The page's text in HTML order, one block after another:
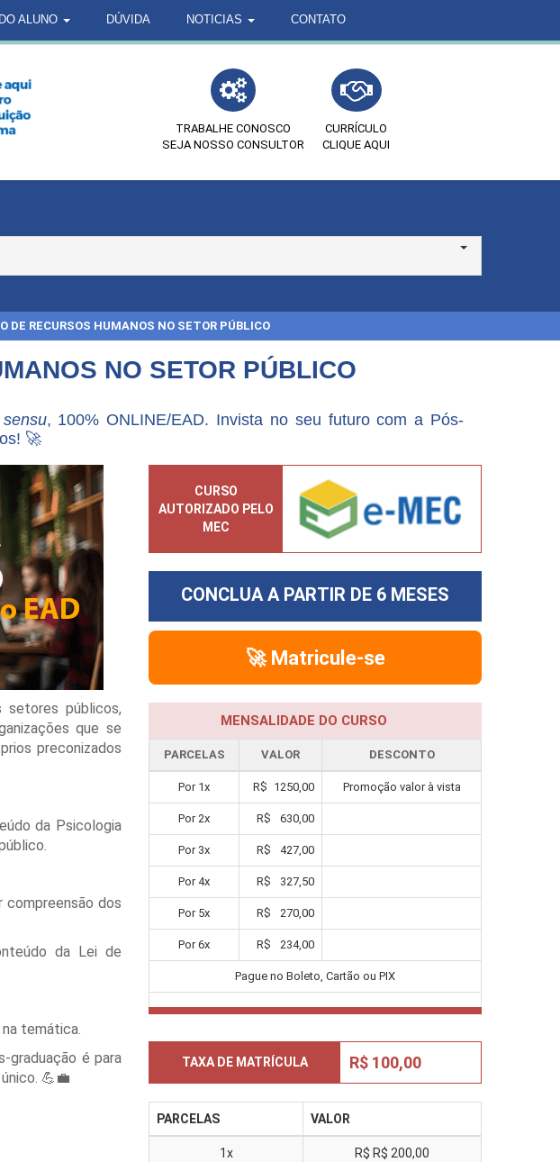
ALUNO DÚVIDA NOTICIAS CONTATO
TRABALHE CONOSCO
SEJA NOSSO CONSULTOR
CURRÍCULO
CLIQUE AQUI
DE RECURSOS HUMANOS NO SETOR PÚBLICO
NO SETOR PÚBLICO
, 100% ONLINE/EAD. Invista no seu futuro com a Pós-
🚀
setores públicos,
que se
preconizados
da Psicologia
compreensão dos
da Lei de
temática.
graduação é para
💪💼
CURSO
AUTORIZADO PELO
MEC
CONCLUA A PARTIR DE 6 MESES
🚀 Matricule-se
MENSALIDADE DO CURSO
PARCELAS VALOR DESCONTO
Por 1x R$ 1250,00 Promoção valor à vista
Por2x R$ 630,00
Por 3x R$ 427,00
Por4x R$ 327,50
Por 5x R$ 270,00
Por6x R$ 234,00
Pague no Boleto, Cartão ou PIX
TAXA DE MATRÍCULA R$ 100,00
PARCELAS VALOR
1x R$ R$ 200,00